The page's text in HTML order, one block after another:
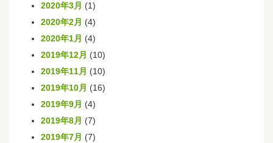
2020年3月 (1)
2020年2月 (4)
2020年1月 (4)
2019年12月 (10)
2019年11月 (10)
2019年10月 (16)
2019年9月 (4)
2019年8月 (7)
2019年7月 (7)